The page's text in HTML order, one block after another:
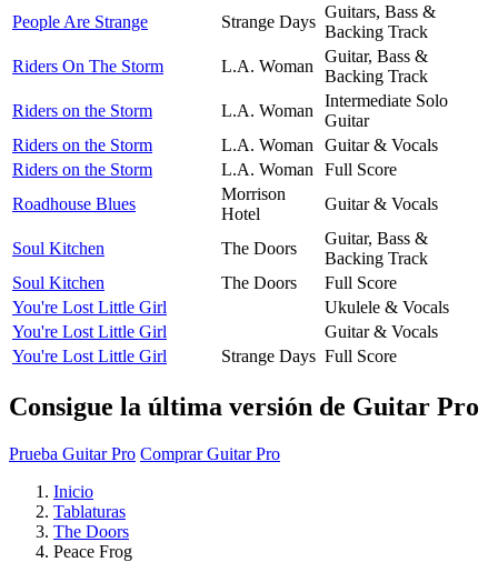
People Are Strange
Strange Days
Guitars, Bass &
Backing Track
Riders On The Storm
L.A. Woman
Guitar, Bass &
Backing Track
Riders on the Storm
L.A. Woman
Intermediate Solo
Guitar
Riders on the Storm
L.A. Woman
Guitar & Vocals
Riders on the Storm
L.A. Woman
Full Score
Roadhouse Blues
Morrison
Hotel
Guitar & Vocals
Soul Kitchen The Doors
Guitar, Bass &
Backing Track
Soul Kitchen
The Doors
Full Score
You're Lost Little Girl
Ukulele & Vocals
You're Lost Little Girl
Guitar & Vocals
You're Lost Little Girl
Strange Days Full Score
Consigue la última versión de Guitar Pro
Prueba Guitar Pro Comprar Guitar Pro
Inicio
Tablaturas
The Doors
Peace Frog